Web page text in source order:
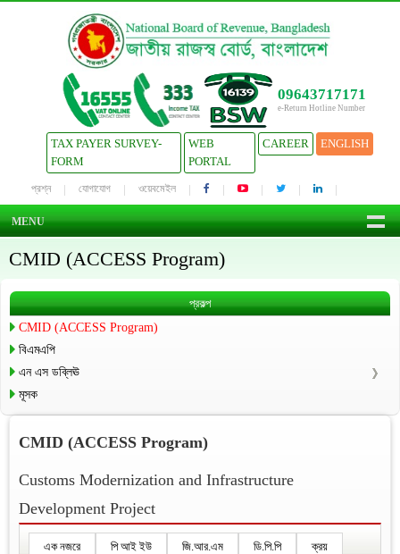
09643717171
e-Return Hotline Number
TAX PAYER SURVEY-
FORM
WEB
PORTAL
CAREER ENGLISH
প্রশ্ন যোগাযোগ ওয়েবমেইল
MENU
CMID (ACCESS Program)
প্রকল্প
CMID (ACCESS Program)
বিএমএপি
এন এস ডব্লিঊ
মূসক
CMID (ACCESS Program)
Customs Modernization and Infrastructure
Development Project
এক নজরে পি আই ইউ জি.আর.এম ডি.পি.পি ক্রয়